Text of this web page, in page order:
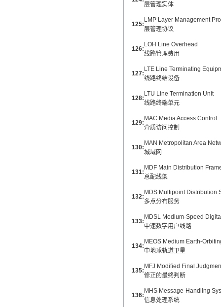
层管理实体
125:
LMP Layer Management
层管理协议
126:
LOH Line Overhead
线路管理费用
127:
LTE Line Terminating
线路终结设备
128:
LTU Line Termination Unit
线路终端单元
129:
MAC Media Access Control
介质访问控制
130:
MAN Metropolitan Area
城域网
131:
MDF Main Distribution
总配线架
132:
MDS Multipoint Distribution
多点分布服务
133:
MDSL Medium-Speed
中速数字用户线路
134:
MEOS Medium Earth-
中地球轨道卫星
135:
MFJ Modified Final
修正的最终判断
136:
MHS Message-Handling
信息处理系统